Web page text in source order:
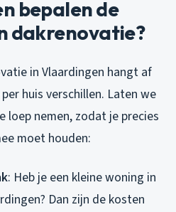
bepalen de
dakrenovatie?
in Vlaardingen hangt af
huis verschillen. Laten we
loep nemen, zodat je precies
moet houden:
: Heb je een kleine woning in
Dan zijn de kosten